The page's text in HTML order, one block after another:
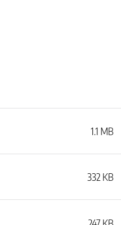
1.1 MB
332 KB
247 KB